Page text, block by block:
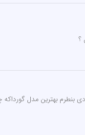
بنطرم بهترین مدل گورداکه